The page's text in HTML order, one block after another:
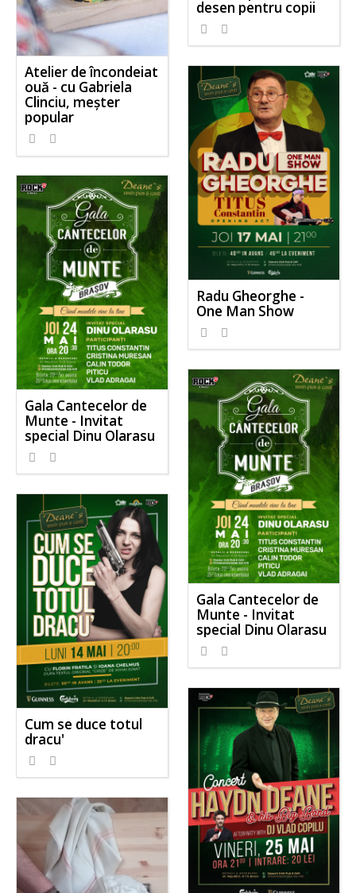
desen pentru copii
Atelier de încondeiat
ouă - cu Gabriela
Clinciu, meşter
popular
Radu Gheorghe -
One Man Show
Gala Cantecelor de
Munte - Invitat
special Dinu Olarasu
Gala Cantecelor de
Munte - Invitat
special Dinu Olarasu
Cum se duce totul
dracu'